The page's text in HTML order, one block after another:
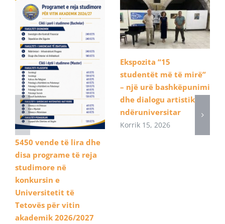
5450 vende të lira dhe
disa programe të reja
studimore në
konkursin e
Universitetit të
Tetovës për vitin
akademik 2026/2027
Ekspozita “15
studentët më të mirë”
– një urë bashkëpunimi
dhe dialogu artistik
ndëruniversitar
Korrik 15, 2026